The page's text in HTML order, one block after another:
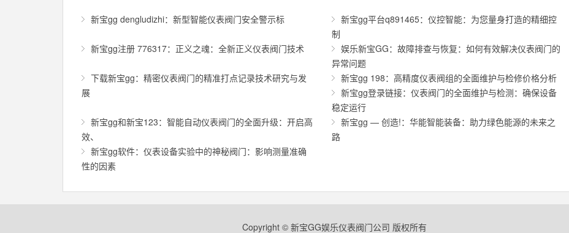
新宝gg dengludizhi：新型智能仪表阀门安全警示标
新宝gg平台q891465：仪控智能：为您量身打造的精细控
制
新宝gg注册 776317：正义之魂：全新正义仪表阀门技术
娱乐新宝GG：故障排查与恢复：如何有效解决仪表阀门的
异常问题
下载新宝gg：精密仪表阀门的精准打点记录技术研究与发
展
新宝gg 198：高精度仪表阀组的全面维护与检修价格分析
新宝gg登录链接：仪表阀门的全面维护与检测：确保设备
稳定运行
新宝gg和新宝123：智能自动仪表阀门的全面升级：开启高
效、
新宝gg — 创造!：华能智能装备：助力绿色能源的未来之
路
新宝gg软件：仪表设备实验中的神秘阀门：影响测量准确
性的因素
Copyright © 新宝GG娱乐仪表阀门公司 版权所有